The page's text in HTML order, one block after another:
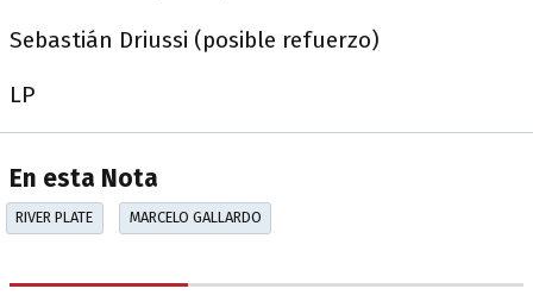
Sebastián Driussi (posible refuerzo)
LP
En esta Nota
RIVER PLATE MARCELO GALLARDO